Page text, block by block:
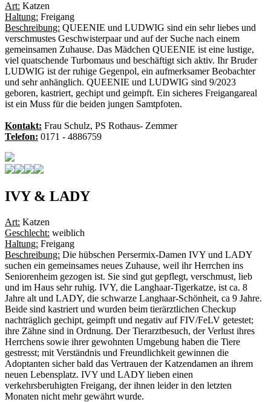
Art: Katzen
Haltung: Freigang
Beschreibung: QUEENIE und LUDWIG sind ein sehr liebes und
verschmustes Geschwisterpaar und auf der Suche nach einem
gemeinsamen Zuhause. Das Mädchen QUEENIE ist eine lustige,
viel quatschende Turbomaus und beschäftigt sich aktiv. Ihr Bruder
LUDWIG ist der ruhige Gegenpol, ein aufmerksamer Beobachter
und sehr anhänglich. QUEENIE und LUDWIG sind 9/2023
geboren, kastriert, gechipt und geimpft. Ein sicheres Freigangareal
ist ein Muss für die beiden jungen Samtpfoten.
Kontakt: Frau Schulz, PS Rothaus- Zemmer
Telefon: 0171 - 4886759
IVY & LADY
Art: Katzen
Geschlecht: weiblich
Haltung: Freigang
Beschreibung: Die hübschen Persermix-Damen IVY und LADY
suchen ein gemeinsames neues Zuhause, weil ihr Herrchen ins
Seniorenheim gezogen ist. Sie sind gut gepflegt, verschmust, lieb
und im Haus sehr ruhig. IVY, die Langhaar-Tigerkatze, ist ca. 8
Jahre alt und LADY, die schwarze Langhaar-Schönheit, ca 9 Jahre.
Beide sind kastriert und wurden beim tierärztlichen Checkup
nachträglich gechipt, geimpft und negativ auf FIV/FeLV getestet;
ihre Zähne sind in Ordnung. Der Tierarztbesuch, der Verlust ihres
Herrchens sowie ihrer gewohnten Umgebung haben die Tiere
gestresst; mit Verständnis und Freundlichkeit gewinnen die
Adoptanten sicher bald das Vertrauen der Katzendamen an ihrem
neuen Lebensplatz. IVY und LADY lieben einen
verkehrsberuhigten Freigang, der ihnen leider in den letzten
Monaten nicht mehr gewährt wurde.